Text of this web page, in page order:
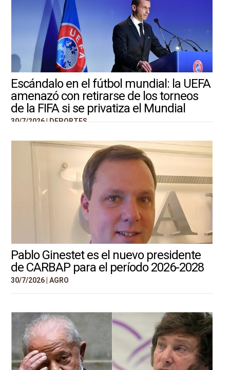
Escándalo en el fútbol mundial: la UEFA
amenazó con retirarse de los torneos
de la FIFA si se privatiza el Mundial
30/7/2026 | DEPORTES
Pablo Ginestet es el nuevo presidente
de CARBAP para el período 2026-2028
30/7/2026 | AGRO